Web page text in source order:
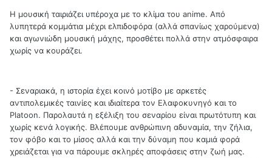
Η μουσική ταιριάζει υπέροχα με το κλίμα του anime. Από
λυπητερά κομμάτια μέχρι ελπιδοφόρα (αλλά σπανίως χαρούμενα)
και αγωνιώδη μουσική μάχης, προσθέτει πολλά στην ατμόσφαιρα
χωρίς να κουράζει.
- Σεναριακά, η ιστορία έχει κοινό μοτίβο με αρκετές
αντιπολεμικές ταινίες και ιδιαίτερα τον Ελαφοκυνηγό και το
Platoon. Παρολαυτά η εξέλιξη του σεναρίου είναι πρωτότυπη και
χωρίς κενά λογικής. Βλέπουμε ανθρώπινη αδυναμία, την ζήλια,
τον φόβο και το μίσος αλλά και την δύναμη που καμιά φορά
χρειάζεται για να πάρουμε σκληρές αποφάσεις στην ζωή μας.